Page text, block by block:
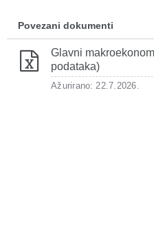
Povezani dokumenti
Glavni
podataka)
Ažurirano: 22.7.2026.